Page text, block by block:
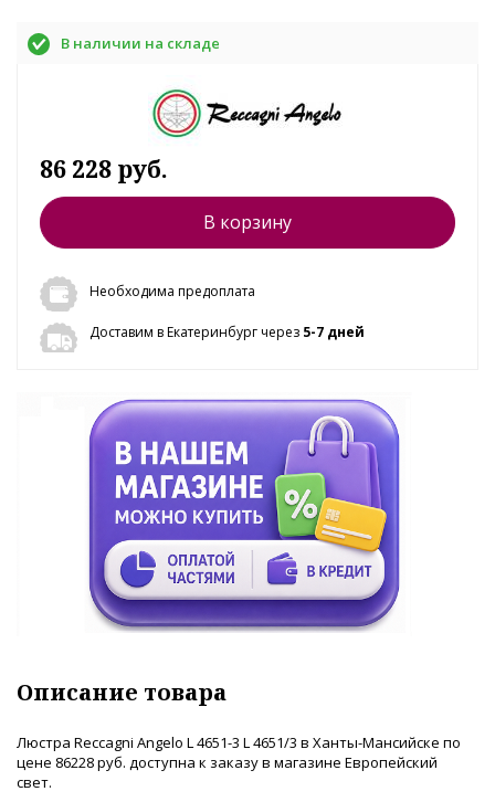
В наличии на складе
86 228 руб.
В корзину
Необходима предоплата
Доставим в Екатеринбург через 5-7 дней
Описание товара
Люстра Reccagni Angelo L 4651-3 L 4651/3 в Ханты-Мансийске по
цене 86228 руб. доступна к заказу в магазине Европейский
свет.